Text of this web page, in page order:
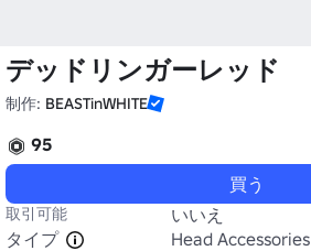
デッドリンガーレッド
制作: BEASTinWHITE
95
買う
取引可能
いいえ
タイプ
Head Accessories